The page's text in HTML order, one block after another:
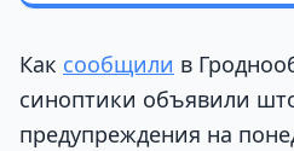
Как сообщили в
синоптики объявили
предупреждения на